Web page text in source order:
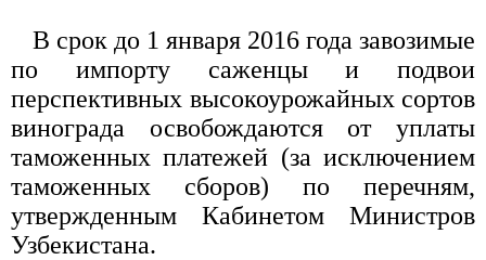
В срок до 1 января 2016 года завозимые
по импорту саженцы и подвои
перспективных высокоурожайных сортов
винограда освобождаются от уплаты
таможенных платежей (за исключением
таможенных сборов) по перечням,
утвержденным Кабинетом Министров
Узбекистана.